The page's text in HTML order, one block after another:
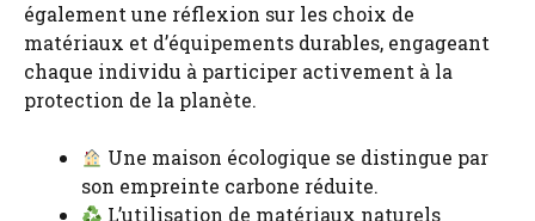
également une réflexion sur les choix de
matériaux et d’équipements durables, engageant
chaque individu à participer activement à la
protection de la planète.
Une maison écologique se distingue par
son empreinte carbone réduite.
L’utilisation de matériaux naturels